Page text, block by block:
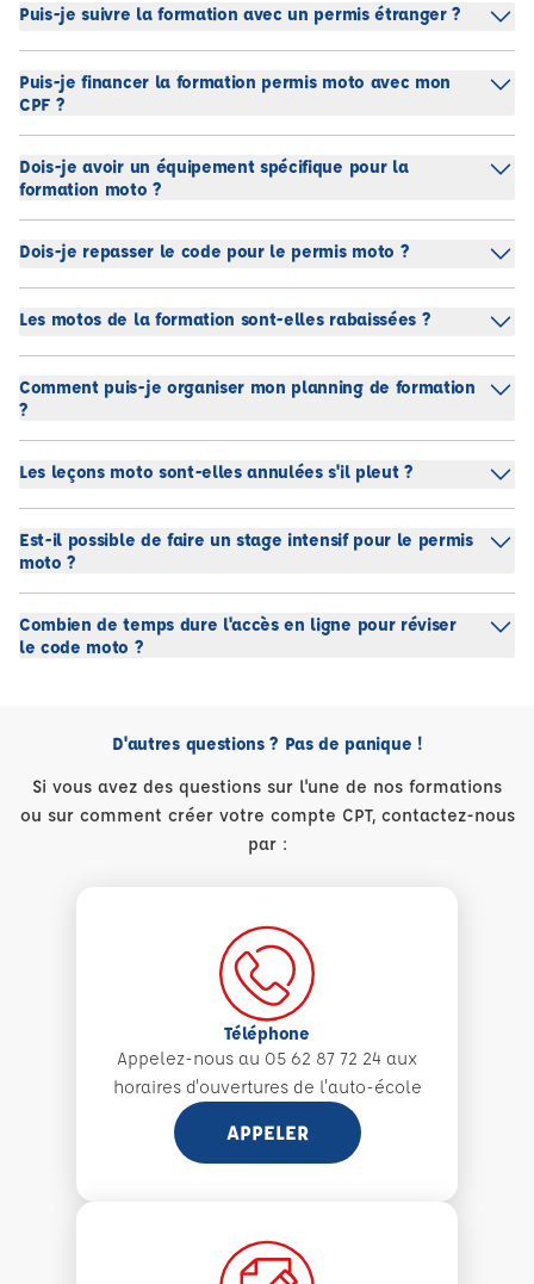
Puis-je suivre la formation avec un permis étranger ?
Puis-je financer la formation permis moto avec mon
CPF ?
Dois-je avoir un équipement spécifique pour la
formation moto ?
Dois-je repasser le code pour le permis moto ?
Les motos de la formation sont-elles rabaissées ?
Comment puis-je organiser mon planning de formation
?
Les leçons moto sont-elles annulées s'il pleut ?
Est-il possible de faire un stage intensif pour le permis
moto ?
Combien de temps dure l'accès en ligne pour réviser
le code moto ?
D'autres questions ? Pas de panique !
Si vous avez des questions sur l'une de nos formations
ou sur comment créer votre compte CPT, contactez-nous
par :
Téléphone
Appelez-nous au 05 62 87 72 24 aux
horaires d'ouvertures de l'auto-école
APPELER